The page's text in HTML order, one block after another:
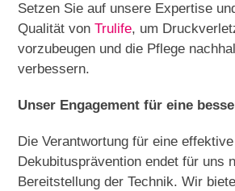
Setzen Sie auf unsere Expertise
Qualität vonTrulife, um
vorzubeugen und die Pflege
verbessern.
Unser Engagement für eine
Die Verantwortung für eine effektive
Dekubitusprävention endet für uns
Bereitstellung der Technik. Wir